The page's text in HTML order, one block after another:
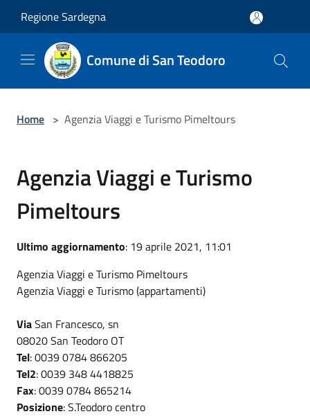
Regione Sardegna
Comune di San Teodoro
Home > Agenzia Viaggi e Turismo Pimeltours
Agenzia Viaggi e Turismo
Pimeltours
Ultimo aggiornamento: 19 aprile 2021, 11:01
Agenzia Viaggi e Turismo Pimeltours
Agenzia Viaggi e Turismo (appartamenti)
ViaSan Francesco, sn
08020 San Teodoro OT
Tel: 0039 0784 866205
Tel2: 0039 348 4418825
Fax: 0039 0784 865214
Posizione: S.Teodoro centro